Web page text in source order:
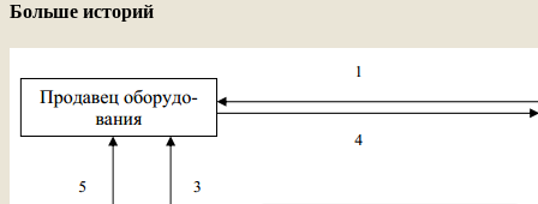
Больше историй